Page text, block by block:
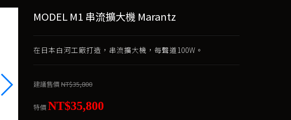
MODEL M1 串流擴大機 Marantz
在日本白河工廠打造，串流擴大機，每聲道100W。
建議售價NT$35,800
特價NT$35,800